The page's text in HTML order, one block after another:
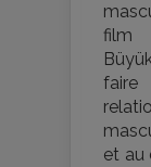
film
faire
et au